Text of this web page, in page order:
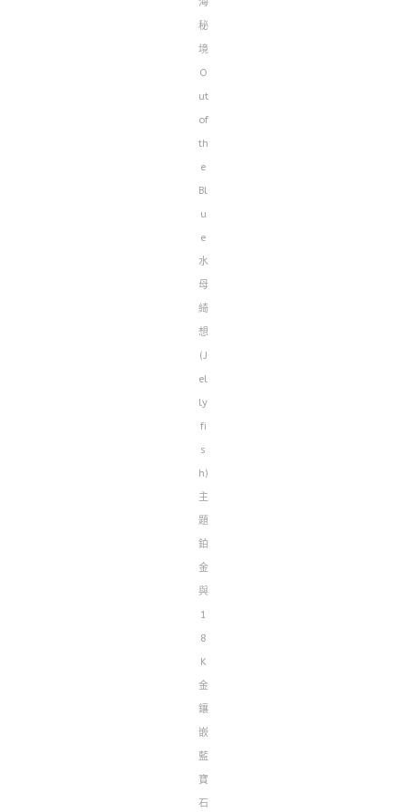
海
秘
境
O
ut
of
th
e
Bl
u
e
水
母
綺
想
(J
el
ly
fi
s
h)
主
題
鉑
金
與
1
8
K
金
鑲
嵌
藍
寶
石